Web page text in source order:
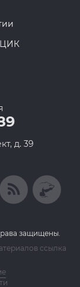
ЦИК
д. 39
защищены.
ссылка